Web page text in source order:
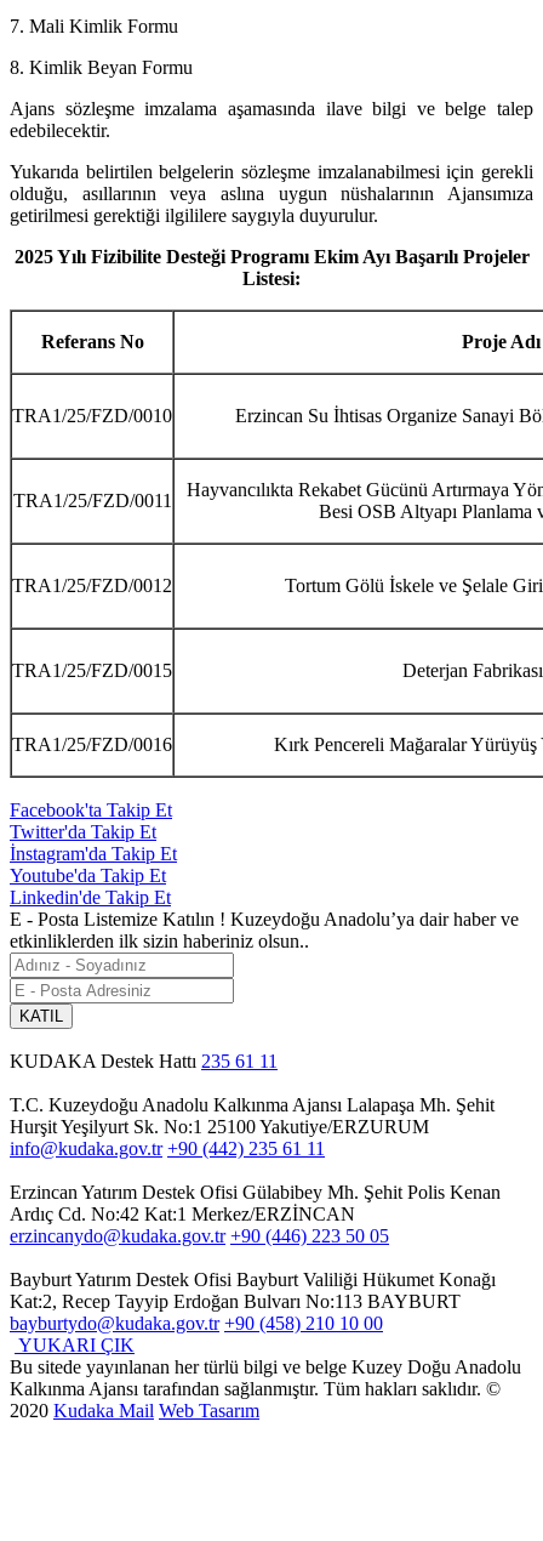
7. Mali Kimlik Formu
8. Kimlik Beyan Formu
Ajans sözleşme imzalama aşamasında ilave bilgi ve belge talep
edebilecektir.
Yukarıda belirtilen belgelerin sözleşme imzalanabilmesi için gerekli
olduğu, asıllarının veya aslına uygun nüshalarının Ajansımıza
getirilmesi gerektiği ilgililere saygıyla duyurulur.
2025 Yılı Fizibilite Desteği Programı Ekim Ayı Başarılı Projeler
Listesi:
Referans No Proje Adı
TRA1/25/FZD/0010 Erzincan Su İhtisas Organize Sanayi
TRA1/25/FZD/0011
Hayvancılıkta Rekabet Gücünü Artırmaya
Besi OSB Altyapı Planlama
TRA1/25/FZD/0012 Tortum Gölü İskele ve Şelale
TRA1/25/FZD/0015 Deterjan
TRA1/25/FZD/0016 Kırk Pencereli Mağaralar Yürüyüş
Facebook'ta Takip Et
Twitter'da Takip Et
İnstagram'da Takip Et
Youtube'da Takip Et
Linkedin'de Takip Et
E - Posta Listemize Katılın ! Kuzeydoğu Anadolu’ya dair haber ve
etkinliklerden ilk sizin haberiniz olsun..
KATIL
KUDAKA Destek Hattı 235 61 11
T.C. Kuzeydoğu Anadolu Kalkınma Ajansı Lalapaşa Mh. Şehit
Hurşit Yeşilyurt Sk. No:1 25100 Yakutiye/ERZURUM
info@kudaka.gov.tr +90 (442) 235 61 11
Erzincan Yatırım Destek Ofisi Gülabibey Mh. Şehit Polis Kenan
Ardıç Cd. No:42 Kat:1 Merkez/ERZİNCAN
erzincanydo@kudaka.gov.tr +90 (446) 223 50 05
Bayburt Yatırım Destek Ofisi Bayburt Valiliği Hükumet Konağı
Kat:2, Recep Tayyip Erdoğan Bulvarı No:113 BAYBURT
bayburtydo@kudaka.gov.tr +90 (458) 210 10 00
YUKARI ÇIK
Bu sitede yayınlanan her türlü bilgi ve belge Kuzey Doğu Anadolu
Kalkınma Ajansı tarafından sağlanmıştır. Tüm hakları saklıdır. ©
2020 Kudaka Mail Web Tasarım